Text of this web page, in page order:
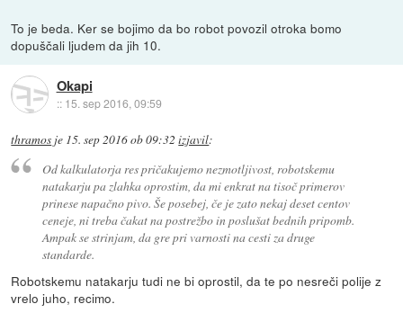
To je beda. Ker se bojimo da bo robot povozil otroka bomo
dopuščali ljudem da jih 10.
Okapi
:: 15. sep 2016, 09:59
thramos je 15. sep 2016 ob 09:32 izjavil:
Od kalkulatorja res pričakujemo nezmotljivost, robotskemu
natakarju pa zlahka oprostim, da mi enkrat na tisoč primerov
prinese napačno pivo. Še posebej, če je zato nekaj deset centov
ceneje, ni treba čakat na postrežbo in poslušat bednih pripomb.
Ampak se strinjam, da gre pri varnosti na cesti za druge
standarde.
Robotskemu natakarju tudi ne bi oprostil, da te po nesreči polije z
vrelo juho, recimo.